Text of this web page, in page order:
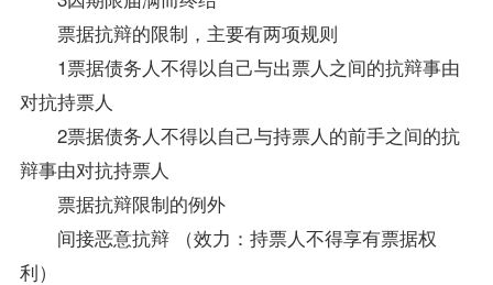
票据抗辩的限制，主要有两项规则
1票据债务人不得以自己与出票人之间的抗辩事由
对抗持票人
2票据债务人不得以自己与持票人的前手之间的抗
辩事由对抗持票人
票据抗辩限制的例外
间接恶意抗辩 （效力：持票人不得享有票据权
利）